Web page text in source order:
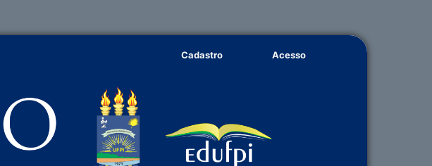
Cadastro Acesso